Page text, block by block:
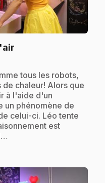
tous les robots,
chaleur! Alors que
à l'aide d'un
un phénomène de
celui-ci. Léo tente
est